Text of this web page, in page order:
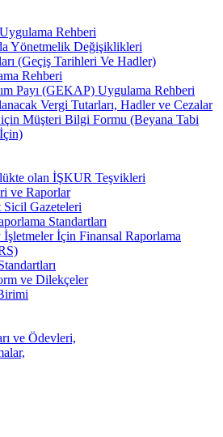
Rehberi
Yönetmelik Değişiklikleri
(Geçiş Tarihleri Ve Hadler)
Rehberi
Payı (GEKAP) Uygulama Rehberi
Vergi Tutarları, Hadler ve Cezalar
için Müşteri Bilgi Formu (Beyana Tabi
olan İŞKUR Teşvikleri
ve Raporlar
Sicil Gazeteleri
Standartları
İçin Finansal Raporlama
ve Dilekçeler
ve Ödevleri,